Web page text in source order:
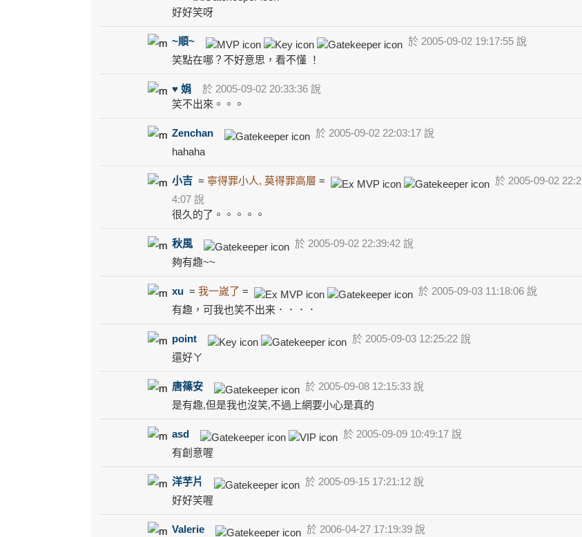
好好笑呀
~順~
於 2005-09-02 19:17:55 說
笑點在哪？不好意思，看不懂 ！
♥ 娟
於 2005-09-02 20:33:36 說
笑不出來。。。
Zenchan
於 2005-09-02 22:03:17 說
hahaha
小吉 = 寧得罪小人, 莫得罪高層 =
於 2005-09-02 22:2
4:07 說
很久的了。。。。。
秋風
於 2005-09-02 22:39:42 說
夠有趣~~
xu = 我一嵗了 =
於 2005-09-03 11:18:06 說
有趣，可我也笑不出来．．．．
point
於 2005-09-03 12:25:22 說
還好ㄚ
唐篠安
於 2005-09-08 12:15:33 說
是有趣,但是我也沒笑,不過上網要小心是真的
asd
於 2005-09-09 10:49:17 說
有創意喔
洋芋片
於 2005-09-15 17:21:12 說
好好笑喔
Valerie 於 2006-04-27 17:19:39 說